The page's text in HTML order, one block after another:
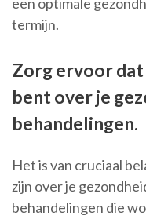
termijn.
Zorg ervoor
bent over je
behandelingen.
Het is van cruciaal
zijn over je
behandelingen die